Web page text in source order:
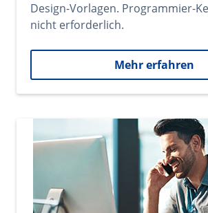
Design-Vorlagen. Programmier-
nicht erforderlich.
Mehr erfahren